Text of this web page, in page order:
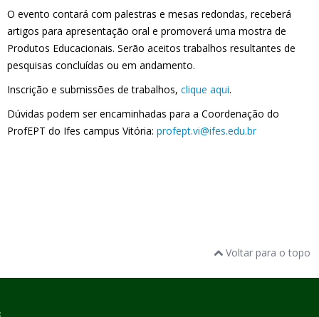
O evento contará com palestras e mesas redondas, receberá
artigos para apresentação oral e promoverá uma mostra de
Produtos Educacionais. Serão aceitos trabalhos resultantes de
pesquisas concluídas ou em andamento.
Inscrição e submissões de trabalhos, clique aqui.
Dúvidas podem ser encaminhadas para a Coordenação do
ProfEPT do Ifes campus Vitória: profept.vi@ifes.edu.br
Voltar para o topo